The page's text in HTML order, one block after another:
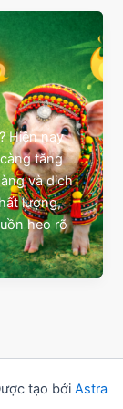
Hiện nay
tăng
và dịch
lượng,
heo rõ
tạo bởi Astra